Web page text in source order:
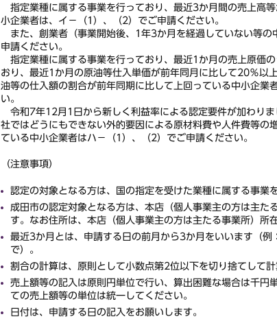
指定業種に属する事業を行っており、最近3か月間の売上高
小企業者は、 イ－（1）、（2）でご申請ください。
また、創業者（事業開始後、1年3か月を経過していない等の
申請ください。
指定業種に属する事業を行っており、最近1か月の売上原価
おり、最近1か月の原油等仕入単価が前年同月に比して20％以
油等の仕入額の割合が前年同期に比して上回っている中小企業
い。
令和7年12月1日から新しく利益率による認定要件が加わりま
社ではどうにもできない外的要因による原材料費や人件費等の
ている中小企業者はハ－（1）、（2）でご申請ください。
（注意事項）
認定の対象となる方は、国の指定を受けた業種に属する事業
成田市の認定対象となる方は、本店（個人事業主の方は主た
す。なお住所は、本店（個人事業主の方は主たる事業所）所
最近3か月とは、申請する日の前月から3か月をいいます（
で）。
割合の計算は、原則として小数点第2位以下を切り捨てして計
売上額等の記入は原則円単位で行い、算出困難な場合は千円
ての売上額等の単位は統一してください。
日付は、申請する日の記入をお願いします。